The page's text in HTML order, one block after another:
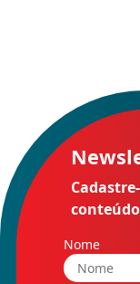
Nome